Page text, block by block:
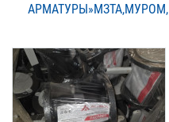
АРМАТУРЫ»МЗТА,МУРОМ,